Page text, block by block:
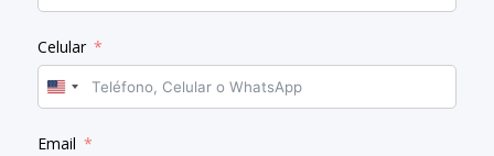
Celular
U
i
Email